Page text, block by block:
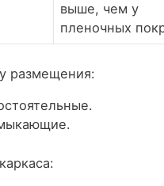
выше, чем у
пленочных
размещения: